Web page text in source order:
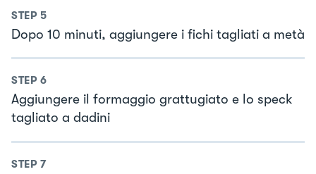
STEP 5
Dopo 10 minuti, aggiungere i fichi tagliati a metà
STEP 6
Aggiungere il formaggio grattugiato e lo speck
tagliato a dadini
STEP 7